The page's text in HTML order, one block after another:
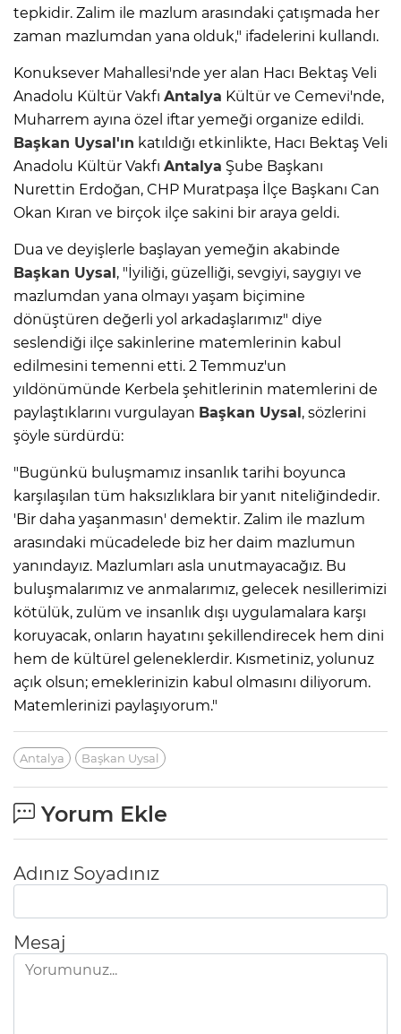
tepkidir. Zalim ile mazlum arasındaki çatışmada her
zaman mazlumdan yana olduk," ifadelerini kullandı.
Konuksever Mahallesi'nde yer alan Hacı Bektaş Veli
Anadolu Kültür Vakfı Antalya Kültür ve Cemevi'nde,
Muharrem ayına özel iftar yemeği organize edildi.
Başkan Uysal'ın katıldığı etkinlikte, Hacı Bektaş Veli
Anadolu Kültür Vakfı Antalya Şube Başkanı
Nurettin Erdoğan, CHP Muratpaşa İlçe Başkanı Can
Okan Kıran ve birçok ilçe sakini bir araya geldi.
Dua ve deyişlerle başlayan yemeğin akabinde
Başkan Uysal, "İyiliği, güzelliği, sevgiyi, saygıyı ve
mazlumdan yana olmayı yaşam biçimine
dönüştüren değerli yol arkadaşlarımız" diye
seslendiği ilçe sakinlerine matemlerinin kabul
edilmesini temenni etti. 2 Temmuz'un
yıldönümünde Kerbela şehitlerinin matemlerini de
paylaştıklarını vurgulayan Başkan Uysal, sözlerini
şöyle sürdürdü:
"Bugünkü buluşmamız insanlık tarihi boyunca
karşılaşılan tüm haksızlıklara bir yanıt niteliğindedir.
'Bir daha yaşanmasın' demektir. Zalim ile mazlum
arasındaki mücadelede biz her daim mazlumun
yanındayız. Mazlumları asla unutmayacağız. Bu
buluşmalarımız ve anmalarımız, gelecek nesillerimizi
kötülük, zulüm ve insanlık dışı uygulamalara karşı
koruyacak, onların hayatını şekillendirecek hem dini
hem de kültürel geleneklerdir. Kısmetiniz, yolunuz
açık olsun; emeklerinizin kabul olmasını diliyorum.
Matemlerinizi paylaşıyorum."
Antalya Başkan Uysal
Yorum Ekle
Adınız Soyadınız
Mesaj